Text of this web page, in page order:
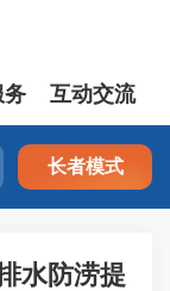
务 互动交流
长者模式
水防涝提